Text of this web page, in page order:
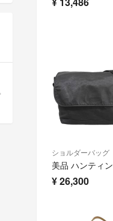
ショルダーバッグ
¥26,300